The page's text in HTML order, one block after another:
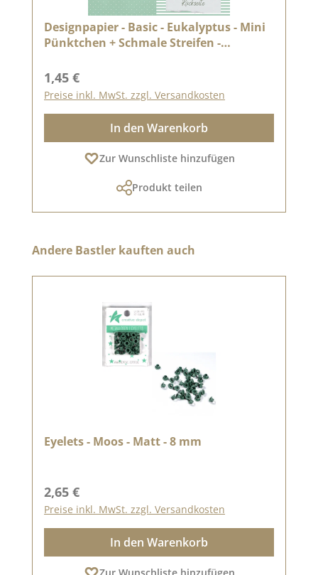
Designpapier - Basic - Eukalyptus - Mini
Pünktchen + Schmale Streifen -
Regulärer Preis:
1,45 €
Preise inkl. MwSt. zzgl. Versandkosten
In den Warenkorb
Zur Wunschliste hinzufügen
Produkt teilen
Produktgalerie überspringen
Andere Bastler kauften auch
Eyelets - Moos - Matt - 8 mm
Regulärer Preis:
2,65 €
Preise inkl. MwSt. zzgl. Versandkosten
In den Warenkorb
Zur Wunschliste hinzufügen